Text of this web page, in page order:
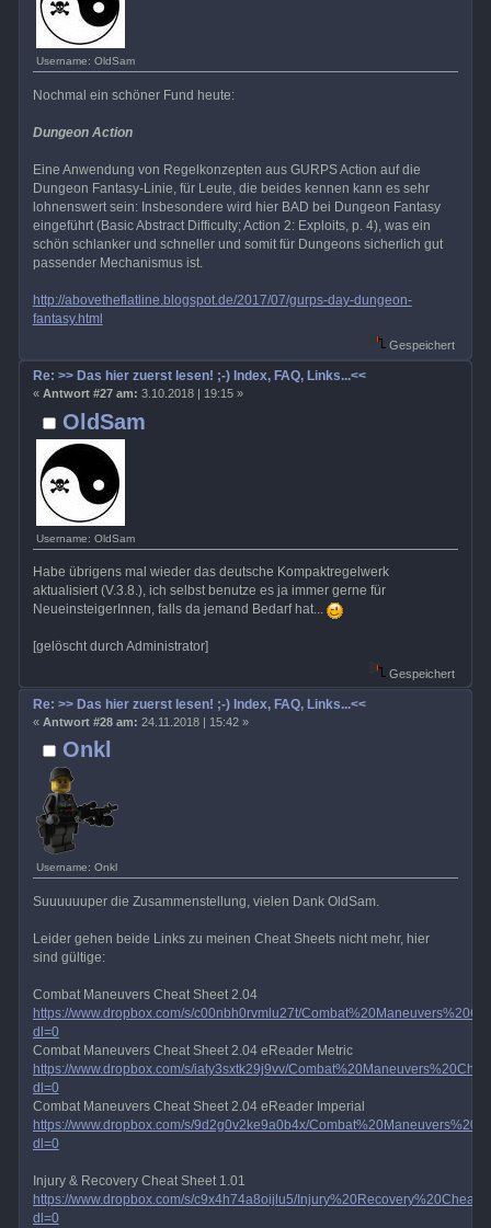
Username: OldSam
Nochmal ein schöner Fund heute:
Dungeon Action
Eine Anwendung von Regelkonzepten aus GURPS Action auf die
Dungeon Fantasy-Linie, für Leute, die beides kennen kann es sehr
lohnenswert sein: Insbesondere wird hier BAD bei Dungeon Fantasy
eingeführt (Basic Abstract Difficulty; Action 2: Exploits, p. 4), was ein
schön schlanker und schneller und somit für Dungeons sicherlich gut
passender Mechanismus ist.
http://abovetheflatline.blogspot.de/2017/07/gurps-day-dungeon-
fantasy.html
Gespeichert
OldSam
Username: OldSam
Re: >> Das hier zuerst lesen! ;-) Index, FAQ, Links...<<
« Antwort #27 am: 3.10.2018 | 19:15 »
Habe übrigens mal wieder das deutsche Kompaktregelwerk
aktualisiert (V.3.8.), ich selbst benutze es ja immer gerne für
NeueinsteigerInnen, falls da jemand Bedarf hat...
[gelöscht durch Administrator]
Gespeichert
Onkl
Username: Onkl
Re: >> Das hier zuerst lesen! ;-) Index, FAQ, Links...<<
« Antwort #28 am: 24.11.2018 | 15:42 »
Suuuuuuper die Zusammenstellung, vielen Dank OldSam.
Leider gehen beide Links zu meinen Cheat Sheets nicht mehr, hier
sind gültige:
Combat Maneuvers Cheat Sheet 2.04
https://www.dropbox.com/s/c00nbh0rvmlu27t/
dl=0
Combat Maneuvers Cheat Sheet 2.04 eReader Metric
https://www.dropbox.com/s/iaty3sxtk29j9vv/
dl=0
Combat Maneuvers Cheat Sheet 2.04 eReader Imperial
https://www.dropbox.com/s/9d2g0v2ke9a0b4x/
dl=0
Injury & Recovery Cheat Sheet 1.01
https://www.dropbox.com/s/c9x4h74a8oijlu5/
dl=0